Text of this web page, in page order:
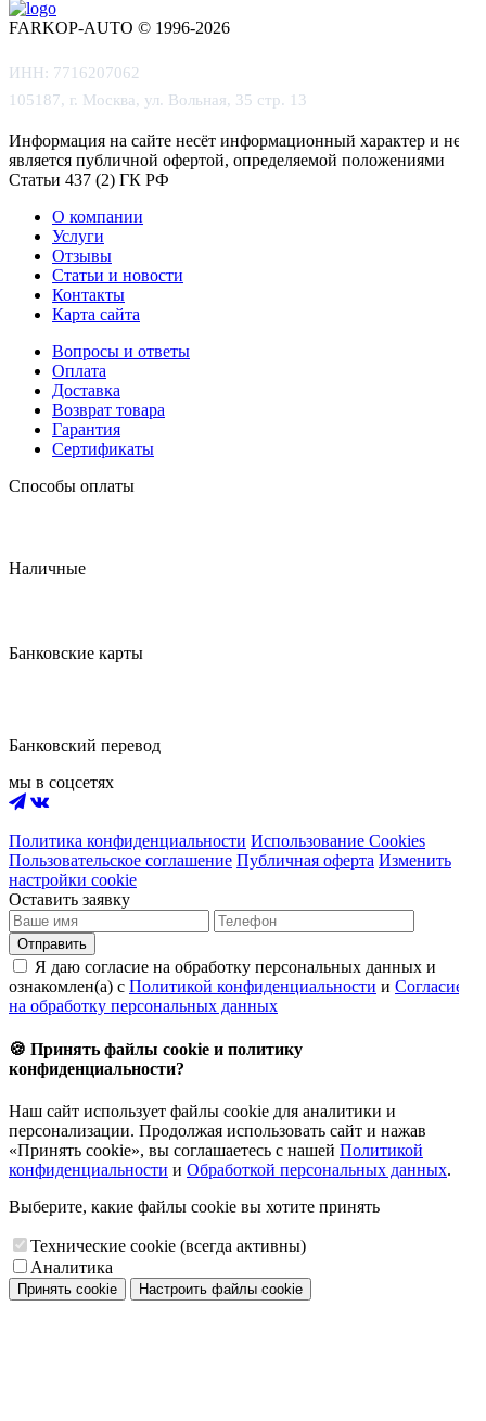
FARKOP-AUTO © 1996-2026
ИНН: 7716207062
105187, г. Москва, ул. Вольная, 35 стр. 13
Информация на сайте несёт информационный характер и не
является публичной офертой, определяемой положениями
Статьи 437 (2) ГК РФ
О компании
Услуги
Отзывы
Статьи и новости
Контакты
Карта сайта
Вопросы и ответы
Оплата
Доставка
Возврат товара
Гарантия
Сертификаты
Способы оплаты
Наличные
Банковские карты
Банковский перевод
мы в соцсетях
Политика конфиденциальности Использование Cookies
Пользовательское соглашение Публичная оферта Изменить
настройки cookie
Оставить заявку
Отправить
Я даю согласие на обработку персональных данных и
ознакомлен(а) с Политикой конфиденциальности и Согласием
на обработку персональных данных
🍪 Принять файлы cookie и политику
конфиденциальности?
Наш сайт использует файлы cookie для аналитики и
персонализации. Продолжая использовать сайт и нажав
«Принять cookie», вы соглашаетесь с нашей Политикой
конфиденциальности и Обработкой персональных данных.
Выберите, какие файлы cookie вы хотите принять
Технические cookie (всегда активны)
Аналитика
Принять cookie Настроить файлы cookie